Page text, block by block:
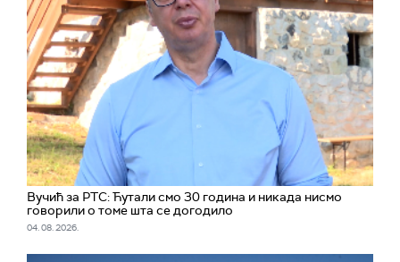
Вучић за РТС: Ћутали смо 30 година и никада нисмо
говорили о томе шта се догодило
04. 08. 2026.